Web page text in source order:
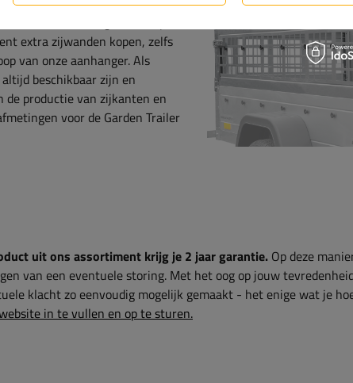
die is afgestemd op
extra zijwanden kopen, zelfs
van onze aanhanger. Als
beschikbaar zijn en
productie van zijkanten en
voor de Garden Trailer
uit ons assortiment krijg je 2 jaar garantie. Op deze
van een eventuele storing. Met het oog op jouw
klacht zo eenvoudig mogelijk gemaakt - het enige wat je
in te vullen en op te sturen.